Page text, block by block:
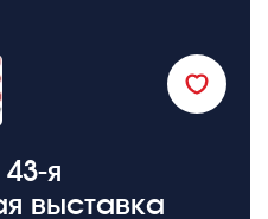
я
выставка